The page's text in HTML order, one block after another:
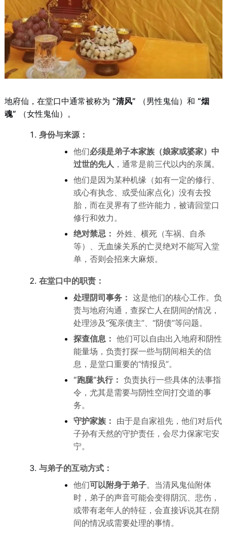
地府仙，在堂口中通常被称为 “清风” （男性鬼仙）和 “烟
魂” （女性鬼仙）。
身份与来源：
他们必须是弟子本家族（娘家或婆家）中
过世的先人 ，通常是前三代以内的亲属。
他们是因为某种机缘（如有一定的修行、
或心有执念、或受仙家点化）没有去投
胎，而在灵界有了些许能力，被请回堂口
修行和效力。
绝对禁忌： 外姓、横死（车祸、自杀
等）、无血缘关系的亡灵绝对不能写入堂
单，否则会招来大麻烦。
在堂口中的职责：
处理阴司事务： 这是他们的核心工作。负
责与地府沟通，查探亡人在阴间的情况，
处理涉及“冤亲债主”、“阴债”等问题。
探查信息： 他们可以自由出入地府和阴性
能量场，负责打探一些与阴间相关的信
息，是堂口重要的“情报员”。
“跑腿”执行： 负责执行一些具体的法事指
令，尤其是需要与阴性空间打交道的事
务。
守护家族： 由于是自家祖先，他们对后代
子孙有天然的守护责任，会尽力保家宅安
宁。
与弟子的互动方式：
他们可以附身于弟子。当清风鬼仙附体
时，弟子的声音可能会变得阴沉、悲伤，
或带有老年人的特征，会直接诉说其在阴
间的情况或需要处理的事情。